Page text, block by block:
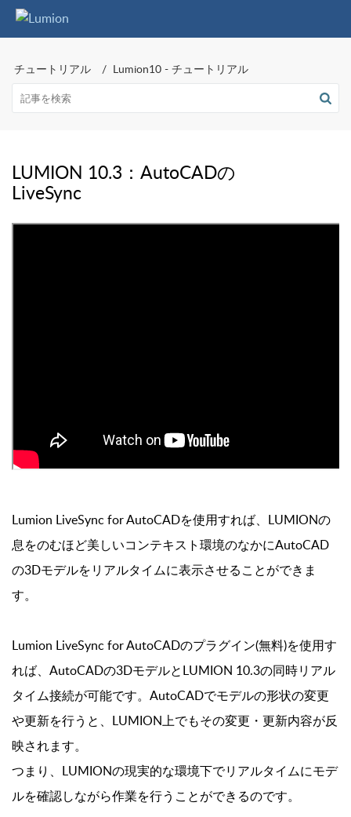
チュートリアル Lumion10 - チュートリアル
LUMION 10.3：AutoCADの
LiveSync
Lumion LiveSync for AutoCADを使用すれば、LUMIONの
息をのむほど美しいコンテキスト環境のなかにAutoCAD
の3Dモデルをリアルタイムに表示させることができま
す。
Lumion LiveSync for AutoCADのプラグイン(無料)を使用す
れば、AutoCADの3DモデルとLUMION 10.3の同時リアル
タイム接続が可能です。AutoCADでモデルの形状の変更
や更新を行うと、LUMION上でもその変更・更新内容が反
映されます。
つまり、LUMIONの現実的な環境下でリアルタイムにモデ
ルを確認しながら作業を行うことができるのです。